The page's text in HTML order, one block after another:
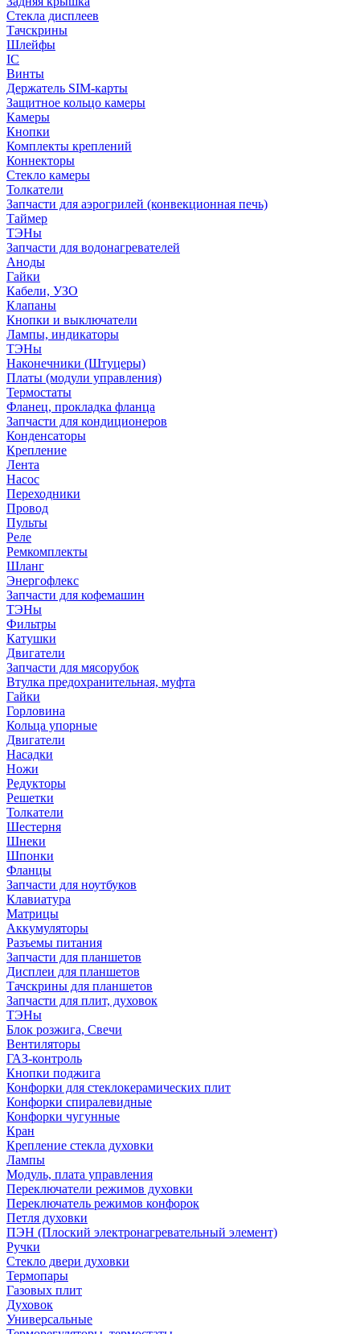
Стекла дисплеев
Тачскрины
Шлейфы
IC
Винты
Держатель SIM-карты
Защитное кольцо камеры
Камеры
Кнопки
Комплекты креплений
Коннекторы
Стекло камеры
Толкатели
Запчасти для аэрогрилей (конвекционная печь)
Таймер
ТЭНы
Запчасти для водонагревателей
Аноды
Гайки
Кабели, УЗО
Клапаны
Кнопки и выключатели
Лампы, индикаторы
ТЭНы
Наконечники (Штуцеры)
Платы (модули управления)
Термостаты
Фланец, прокладка фланца
Запчасти для кондиционеров
Конденсаторы
Крепление
Лента
Насос
Переходники
Провод
Пульты
Реле
Ремкомплекты
Шланг
Энергофлекс
Запчасти для кофемашин
ТЭНы
Фильтры
Катушки
Двигатели
Запчасти для мясорубок
Втулка предохранительная, муфта
Гайки
Горловина
Кольца упорные
Двигатели
Насадки
Ножи
Редукторы
Решетки
Толкатели
Шестерня
Шнеки
Шпонки
Фланцы
Запчасти для ноутбуков
Клавиатура
Матрицы
Аккумуляторы
Разъемы питания
Запчасти для планшетов
Дисплеи для планшетов
Тачскрины для планшетов
Запчасти для плит, духовок
ТЭНы
Блок розжига, Свечи
Вентиляторы
ГАЗ-контроль
Кнопки поджига
Конфорки для стеклокерамических плит
Конфорки спиралевидные
Конфорки чугунные
Кран
Крепление стекла духовки
Лампы
Модуль, плата управления
Переключатели режимов духовки
Переключатель режимов конфорок
Петля духовки
ПЭН (Плоский электронагревательный элемент)
Ручки
Стекло двери духовки
Термопары
Газовых плит
Духовок
Универсальные